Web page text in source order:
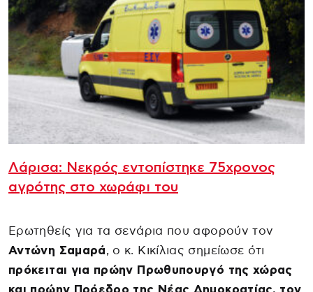
Λάρισα: Νεκρός εντοπίστηκε 75χρονος
αγρότης στο χωράφι του
Ερωτηθείς για τα σενάρια που αφορούν τον
Αντώνη Σαμαρά, ο κ. Κικίλιας σημείωσε ότι
πρόκειται για πρώην Πρωθυπουργό της χώρας
και πρώην Πρόεδρο της Νέας Δημοκρατίας, τον